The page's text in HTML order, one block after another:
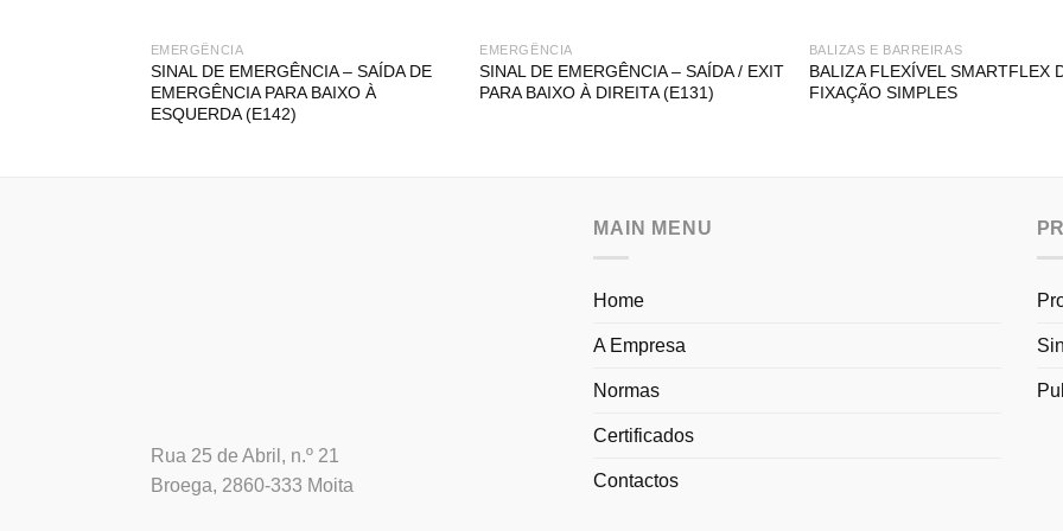
EMERGÊNCIA
SINAL DE EMERGÊNCIA – SAÍDA DE
EMERGÊNCIA PARA BAIXO À
ESQUERDA (E142)
EMERGÊNCIA
SINAL DE EMERGÊNCIA – SAÍDA / EXIT
PARA BAIXO À DIREITA (E131)
BALIZAS E BARREIRAS
BALIZA FLEXÍVEL SMARTFLEX
FIXAÇÃO SIMPLES
Rua 25 de Abril, n.º 21
Broega, 2860-333 Moita
MAIN MENU
Home
A Empresa
Normas
Certificados
Contactos